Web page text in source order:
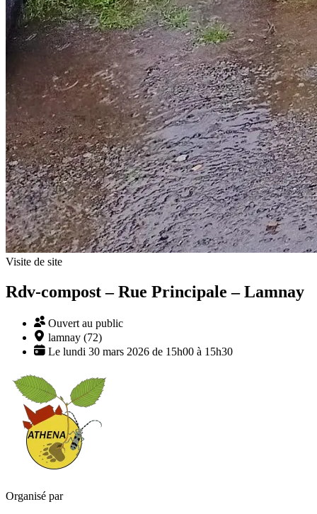
Visite de site
Rdv-compost – Rue Principale – Lamnay
Ouvert au public
lamnay (72)
Le lundi 30 mars 2026 de 15h00 à 15h30
Organisé par